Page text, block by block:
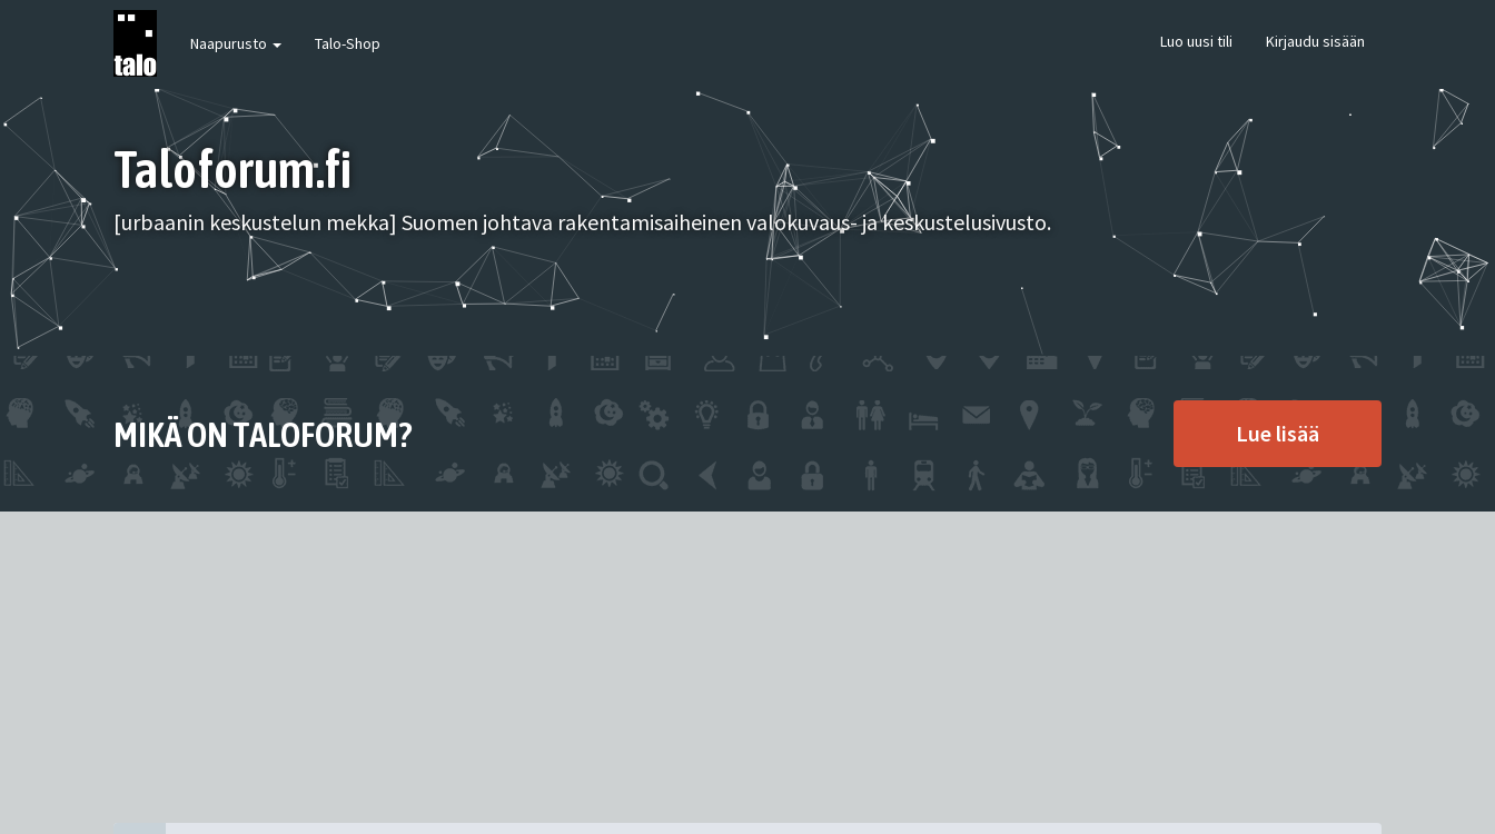
Naapurusto Talo-Shop Luo uusi tili Kirjaudu sisään
Taloforum.fi
[urbaanin keskustelun mekka] Suomen johtava rakentamisaiheinen valokuvaus- ja keskustelusivusto.
MIKÄ ON TALOFORUM? Lue lisää